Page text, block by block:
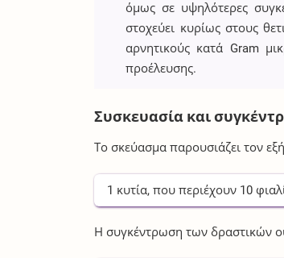
όμως σε υψηλότερες
στοχεύει κυρίως στους
αρνητικούς κατά Gram
προέλευσης.
Συσκευασία και
Το σκεύασμα παρουσιάζει τον
1 κυτία, που περιέχουν 10
Η συγκέντρωση των δραστικών